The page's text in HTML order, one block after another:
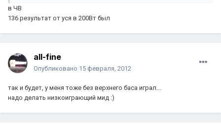
в ЧВ
136 результат от уся в 200Вт был
all-fine
Опубликовано 15 февраля, 2012
так и будет, у меня тоже без верхнего баса играл...
надо делать низкоиграющий мид :)